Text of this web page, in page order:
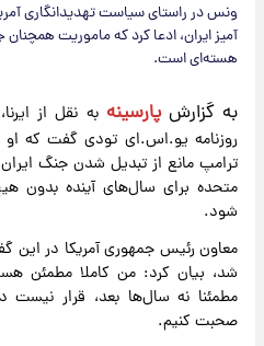
ونس در راستای سیاست تهدیدانگاری
آمیز ایران، ادعا کرد که ماموریت همچنان
هسته‌ای است.
به گزارش پارسینه به نقل از
روزنامه یو.اس.ای تودی گفت که او
ترامپ مانع از تبدیل شدن جنگ
متحده برای سال‌های آینده بدون
شود.
معاون رئیس جمهوری آمریکا در این
شد، بیان کرد: من کاملا مطمئن
مطمئنا نه سال‌ها بعد، قرار نیست
صحبت کنیم.